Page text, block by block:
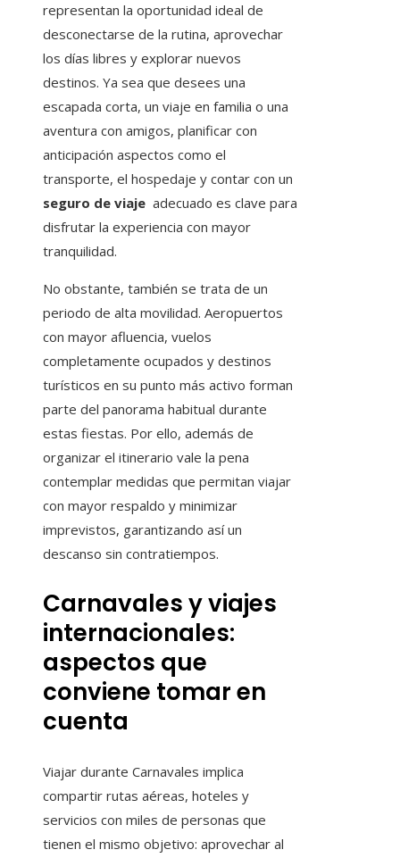
representan la oportunidad ideal de
desconectarse de la rutina, aprovechar
los días libres y explorar nuevos
destinos. Ya sea que desees una
escapada corta, un viaje en familia o una
aventura con amigos, planificar con
anticipación aspectos como el
transporte, el hospedaje y contar con un
seguro de viaje adecuado es clave para
disfrutar la experiencia con mayor
tranquilidad.
No obstante, también se trata de un
periodo de alta movilidad. Aeropuertos
con mayor afluencia, vuelos
completamente ocupados y destinos
turísticos en su punto más activo forman
parte del panorama habitual durante
estas fiestas. Por ello, además de
organizar el itinerario vale la pena
contemplar medidas que permitan viajar
con mayor respaldo y minimizar
imprevistos, garantizando así un
descanso sin contratiempos.
Carnavales y viajes
internacionales:
aspectos que
conviene tomar en
cuenta
Viajar durante Carnavales implica
compartir rutas aéreas, hoteles y
servicios con miles de personas que
tienen el mismo objetivo: aprovechar al